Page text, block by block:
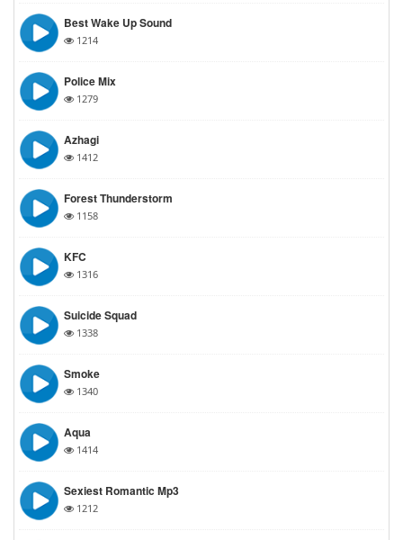
Best Wake Up Sound
1214
Police Mix
1279
Azhagi
1412
Forest Thunderstorm
1158
KFC
1316
Suicide Squad
1338
Smoke
1340
Aqua
1414
Sexiest Romantic Mp3
1212